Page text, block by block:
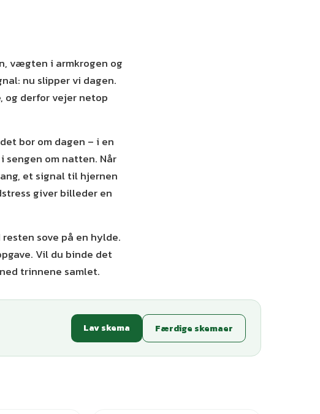
vægten i armkrogen og
nu slipper vi dagen.
og derfor vejer netop
bor om dagen – i en
sengen om natten. Når
et signal til hjernen
giver billeder en
sove på en hylde.
Vil du binde det
trinnene samlet.
Lav skema Færdige skemaer